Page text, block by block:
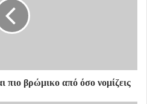
πιο βρώμικο από όσο νομίζεις